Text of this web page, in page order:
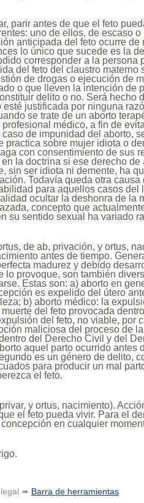
parir antes de que el feto
uno de ellos, de escaso
anticipada del feto ocurre de
lo único que sucede es la
corresponder a la persona
del feto del claustro materno
de drogas o ejecución de
o que lleven la intención de
delito o no. Será hecho
justificada por ninguna
se trate de un aborto
médico, a fin de
caso de impunidad del aborto,
practica sobre mujer idiota o
con consentimiento de sus
la doctrina si ese derecho de
sin ser idiota ni demente, ha
Todavía queda otra
para aquellos casos del
ocultar la deshonra de la
concepto que
su sentido sexual ha variado
de ab, privación, y ortus,
antes de tiempo.
madurez y debido
lo provoque, son también
Estas son: a) aborto en
es expelido del útero
b) aborto médico: la
del feto provocada
del feto, no viable, por
maliciosa del proceso de
del Derecho Civil y del
aquel parto ocurrido antes
es un género de delito,
para producir un mal
el feto.
y ortus, nacimiento).
el feto pueda vivir. Para el
en cualquier
➠ Barra de herramientas